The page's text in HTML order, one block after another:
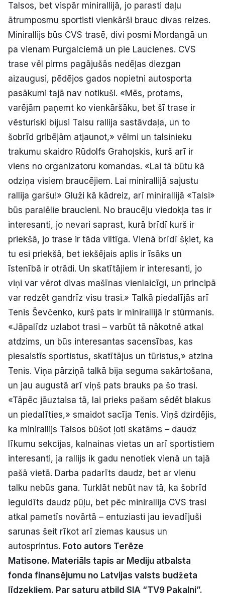
Talsos, bet vispār minirallijā, jo parasti daļu
ātrumposmu sportisti vienkārši brauc divas reizes.
Minirallijs būs CVS trasē, divi posmi Mordangā un
pa vienam Purgalciemā un pie Laucienes. CVS
trase vēl pirms pagājušās nedēļas diezgan
aizaugusi, pēdējos gados nopietni autosporta
pasākumi tajā nav notikuši. «Mēs, protams,
varējām paņemt ko vienkāršāku, bet šī trase ir
vēsturiski bijusi Talsu rallija sastāvdaļa, un to
šobrīd gribējām atjaunot,» vēlmi un talsinieku
trakumu skaidro Rūdolfs Grahoļskis, kurš arī ir
viens no organizatoru komandas. «Lai tā būtu kā
odziņa visiem braucējiem. Lai minirallijā sajustu
rallija garšu!» Gluži kā kādreiz, arī minirallijā «Talsi»
būs paralēlie braucieni. No braucēju viedokļa tas ir
interesanti, jo nevari saprast, kurā brīdī kurš ir
priekšā, jo trase ir tāda viltīga. Vienā brīdī šķiet, ka
tu esi priekšā, bet iekšējais aplis ir īsāks un
īstenībā ir otrādi. Un skatītājiem ir interesanti, jo
viņi var vērot divas mašīnas vienlaicīgi, un principā
var redzēt gandrīz visu trasi.» Talkā piedalījās arī
Tenis Ševčenko, kurš pats ir minirallijā ir stūrmanis.
«Jāpalīdz uzlabot trasi – varbūt tā nākotnē atkal
atdzims, un būs interesantas sacensības, kas
piesaistīs sportistus, skatītājus un tūristus,» atzina
Tenis. Viņa pārziņā talkā bija seguma sakārtošana,
un jau augustā arī viņš pats brauks pa šo trasi.
«Tāpēc jāuztaisa tā, lai prieks pašam sēdēt blakus
un piedalīties,» smaidot sacīja Tenis. Viņš dzirdējis,
ka minirallijs Talsos būšot ļoti skatāms – daudz
līkumu sekcijas, kalnainas vietas un arī sportistiem
interesanti, ja rallijs ik gadu nenotiek vienā un tajā
pašā vietā. Darba padarīts daudz, bet ar vienu
talku nebūs gana. Turklāt nebūt nav tā, ka šobrīd
ieguldīts daudz pūļu, bet pēc minirallija CVS trasi
atkal pametīs novārtā – entuziasti jau ievadījuši
sarunas šeit rīkot arī ziemas kausus un
autosprintus. Foto autors Terēze
Matisone. Materiāls tapis ar Mediju atbalsta
fonda finansējumu no Latvijas valsts budžeta
līdzekļiem. Par saturu atbild SIA “TV9 Pakalni”.